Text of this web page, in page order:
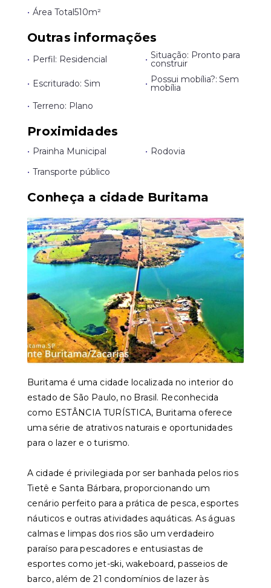
• Área Total510m²
Outras informações
• Perfil: Residencial • Situação: Pronto para
construir
• Escriturado: Sim • Possui mobília?: Sem
mobília
• Terreno: Plano
Proximidades
• Prainha Municipal • Rodovia
• Transporte público
Conheça a cidade Buritama
Buritama é uma cidade localizada no interior do
estado de São Paulo, no Brasil. Reconhecida
como ESTÂNCIA TURÍSTICA, Buritama oferece
uma série de atrativos naturais e oportunidades
para o lazer e o turismo.
A cidade é privilegiada por ser banhada pelos rios
Tietê e Santa Bárbara, proporcionando um
cenário perfeito para a prática de pesca, esportes
náuticos e outras atividades aquáticas. As águas
calmas e limpas dos rios são um verdadeiro
paraíso para pescadores e entusiastas de
esportes como jet-ski, wakeboard, passeios de
barco, além de 21 condomínios de lazer às